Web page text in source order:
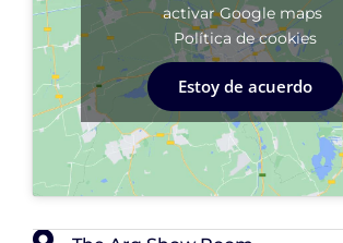
activar Google maps
Política de cookies
Estoy de acuerdo